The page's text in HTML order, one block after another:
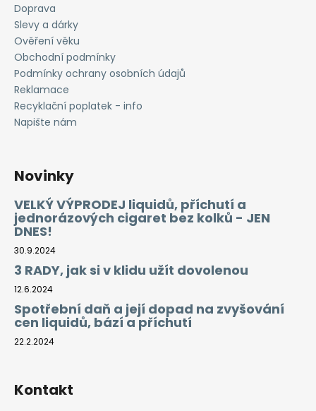
u
j
e
m
e
LIQUID
LIQUA
10ML-
6MG
(AMERICKÝ
MÍCHANÝ
TABÁK)
198
Kč
Doprava
Slevy a dárky
Ověření věku
Obchodní podmínky
Podmínky ochrany osobních údajů
Reklamace
Recyklační poplatek - info
Napište nám
Novinky
VELKÝ VÝPRODEJ liquidů, příchutí a
jednorázových cigaret bez kolků - JEN
DNES!
30.9.2024
3 RADY, jak si v klidu užít dovolenou
12.6.2024
Spotřební daň a její dopad na zvyšování
cen liquidů, bází a příchutí
22.2.2024
Kontakt